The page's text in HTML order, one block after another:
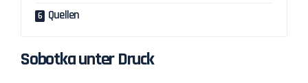
Quellen
Sobotka unter Druck